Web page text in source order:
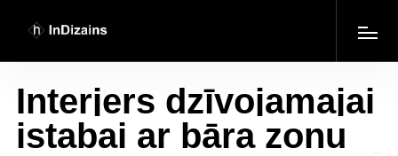
Interjers dzīvojamajai
istabai ar bāra zonu